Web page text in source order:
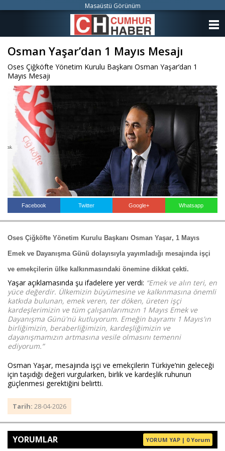
Osman Yaşar’dan 1 Mayıs Mesajı
Oses Çiğköfte Yönetim Kurulu Başkanı Osman Yaşar’dan 1
Mayıs Mesajı
Facebook Twitter Google+ Whatsapp
Oses Çiğköfte Yönetim Kurulu Başkanı Osman Yaşar, 1 Mayıs
Emek ve Dayanışma Günü dolayısıyla yayımladığı mesajında işçi
ve emekçilerin ülke kalkınmasındaki önemine dikkat çekti.
Yaşar açıklamasında şu ifadelere yer verdi: “Emek ve alın teri, en
yüce değerdir. Ülkemizin büyümesine ve kalkınmasına önemli
katkıda bulunan, emek veren, ter döken, üreten işçi
kardeşlerimizin ve tüm çalışanlarımızın 1 Mayıs Emek ve
Dayanışma Günü'nü kutluyorum. Emeğin bayramı 1 Mayıs'ın
birliğimizin, beraberliğimizin, kardeşliğimizin ve
dayanışmamızın artmasına vesile olmasını temenni
ediyorum.”
Osman Yaşar, mesajında işçi ve emekçilerin Türkiye’nin geleceği
için taşıdığı değeri vurgularken, birlik ve kardeşlik ruhunun
güçlenmesi gerektiğini belirtti.
Tarih: 28-04-2026
YORUMLAR YORUM YAP | 0 Yorum
Masaüstü Görünüm
KATEGORİLER
YAZARLAR
FOTO GALERİ
VİDEO GALERİ
KÜNYE
İLETİŞİM